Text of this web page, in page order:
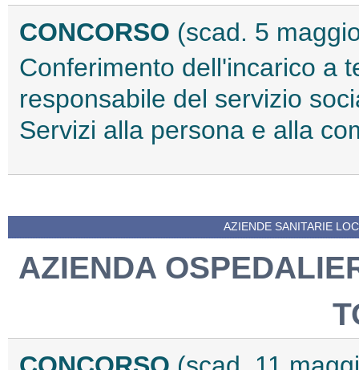
CONCORSO (scad. 5
Conferimento dell'incarico a
responsabile del servizio
Servizi alla persona e alla
AZIENDE SANITARIE
AZIENDA